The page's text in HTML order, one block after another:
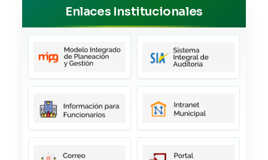
Enlaces Institucionales